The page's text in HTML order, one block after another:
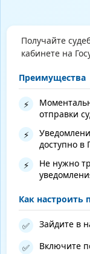
Получайте
кабинете на
Преимущества
⚡
отправки
⚡
доступно в
⚡
Не нужно
Как настроить
✅ Зайдите в
✅ Включите